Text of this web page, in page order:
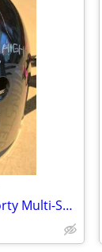
Bell Monster High Fabulously Sporty Multi-Sport Youth Helmet Ages 8+